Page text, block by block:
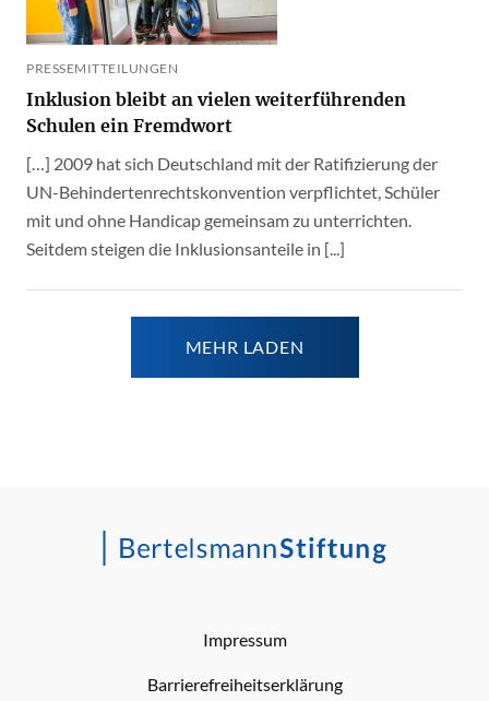
PRESSEMITTEILUNGEN
Inklusion bleibt an vielen weiterführenden
Schulen ein Fremdwort
[…] 2009 hat sich Deutschland mit der Ratifizierung der
UN-Behindertenrechtskonvention verpflichtet, Schüler
mit und ohne Handicap gemeinsam zu unterrichten.
Seitdem steigen die Inklusionsanteile in [...]
MEHR LADEN
Impressum
Barrierefreiheitserklärung